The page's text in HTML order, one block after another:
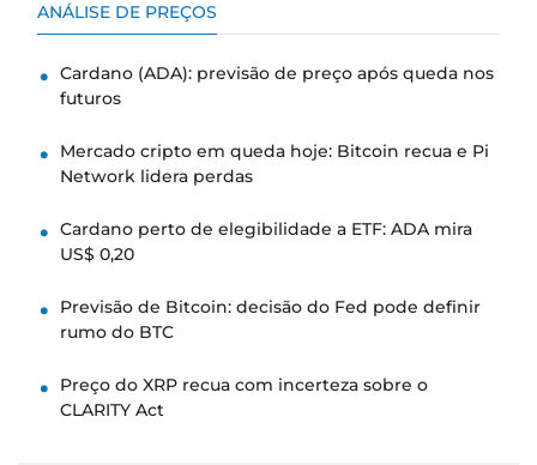
ANÁLISE DE PREÇOS
Cardano (ADA): previsão de preço após queda nos
futuros
Mercado cripto em queda hoje: Bitcoin recua e Pi
Network lidera perdas
Cardano perto de elegibilidade a ETF: ADA mira
US$ 0,20
Previsão de Bitcoin: decisão do Fed pode definir
rumo do BTC
Preço do XRP recua com incerteza sobre o
CLARITY Act